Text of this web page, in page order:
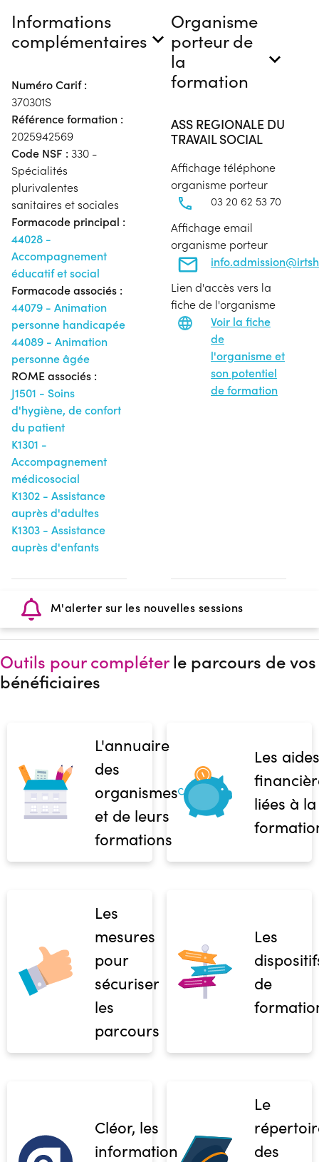
Informations
complémentaires
Numéro Carif :
370301S
Référence formation :
2025942569
Code NSF : 330 -
Spécialités
plurivalentes
sanitaires et sociales
Formacode principal :
44028 -
Accompagnement
éducatif et social
Formacode associés :
44079 - Animation
personne handicapée
44089 - Animation
personne âgée
ROME associés :
J1501 - Soins
d'hygiène, de confort
du patient
K1301 -
Accompagnement
médicosocial
K1302 - Assistance
auprès d'adultes
K1303 - Assistance
auprès d'enfants
Organisme
porteur de
la
formation
ASS REGIONALE DU
TRAVAIL SOCIAL
Affichage téléphone
organisme porteur
03 20 62 53 70
Affichage email
organisme porteur
Lien d'accès vers la
fiche de l'organisme
Voir la fiche
de
l'organisme et
son potentiel
de formation
M'alerter sur les nouvelles sessions
Outils pour compléterle parcours de vos
bénéficiaires
L'annuaire
des
organismes
et de leurs
formations
Les aides
liées à la
Les
mesures
pour
sécuriser
les
parcours
Les
de
Cléor, les
informations
Le
des